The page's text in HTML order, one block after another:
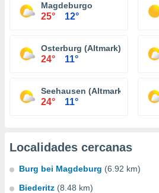
Magdeburgo
25° 12°
Osterburg (Altmark)
24° 11°
Seehausen (Altmark)
24° 11°
Localidades cercanas
Burg bei Magdeburg (6.92 km)
Biederitz (8.48 km)